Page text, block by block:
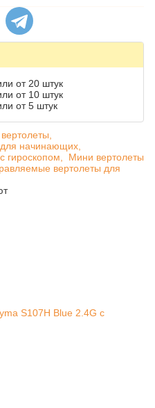
от 20 штук
от 10 штук
от 5 штук
начинающих,
гироскопом,
Мини вертолеты
вертолеты для
S107H Blue 2.4G с